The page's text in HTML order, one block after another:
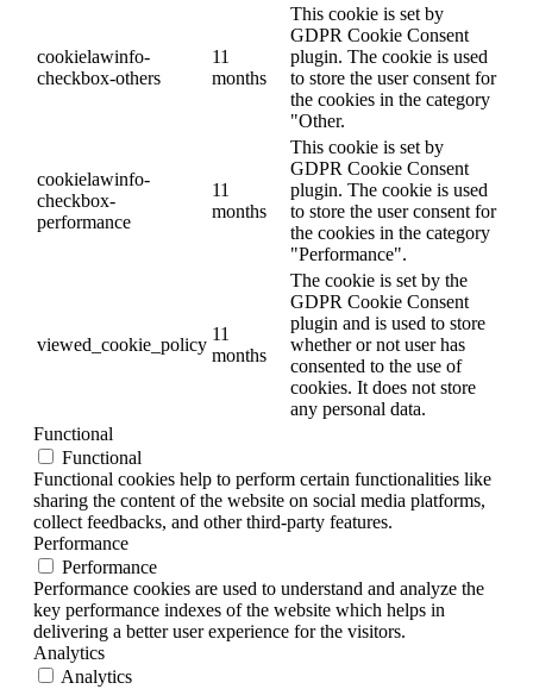
cookielawinfo-
checkbox-others
11
months
This cookie is set by
GDPR Cookie Consent
plugin. The cookie is used
to store the user consent for
the cookies in the category
"Other.
cookielawinfo-
checkbox-
performance
11
months
This cookie is set by
GDPR Cookie Consent
plugin. The cookie is used
to store the user consent for
the cookies in the category
"Performance".
viewed_cookie_policy
11
months
The cookie is set by the
GDPR Cookie Consent
plugin and is used to store
whether or not user has
consented to the use of
cookies. It does not store
any personal data.
Functional
Functional
Functional cookies help to perform certain functionalities like
sharing the content of the website on social media platforms,
collect feedbacks, and other third-party features.
Performance
Performance
Performance cookies are used to understand and analyze the
key performance indexes of the website which helps in
delivering a better user experience for the visitors.
Analytics
Analytics